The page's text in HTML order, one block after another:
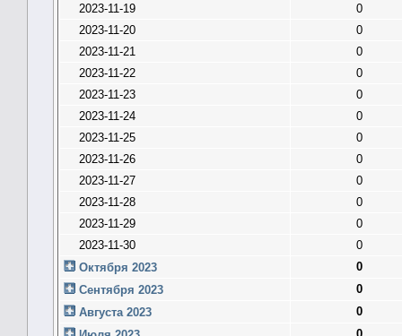
2023-11-19
0
2023-11-20
0
2023-11-21
0
2023-11-22
0
2023-11-23
0
2023-11-24
0
2023-11-25
0
2023-11-26
0
2023-11-27
0
2023-11-28
0
2023-11-29
0
2023-11-30
0
Октября 2023
0
Сентября 2023
0
Августа 2023
0